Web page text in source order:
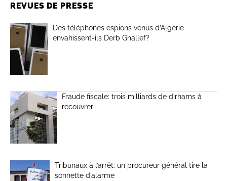
REVUES DE PRESSE
Des téléphones espions venus d’Algérie
envahissent-ils Derb Ghallef?
Fraude fiscale: trois milliards de dirhams à
recouvrer
Tribunaux à l’arrêt: un procureur général tire la
sonnette d’alarme